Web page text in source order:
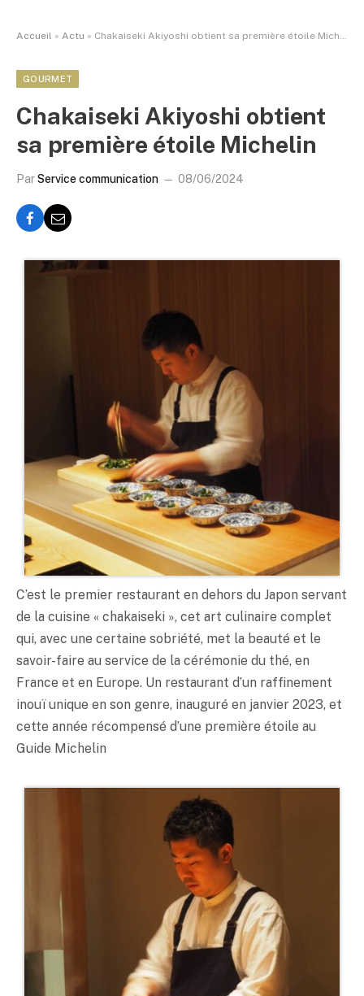
Accueil » Actu » Chakaiseki Akiyoshi obtient sa première étoile Michelin
GOURMET
Chakaiseki Akiyoshi obtient
sa première étoile Michelin
ParService communication 08/06/2024
C’est le premier restaurant en dehors du Japon servant
de la cuisine « chakaiseki », cet art culinaire complet
qui, avec une certaine sobriété, met la beauté et le
savoir-faire au service de la cérémonie du thé, en
France et en Europe. Un restaurant d’un raffinement
inouï unique en son genre, inauguré en janvier 2023, et
cette année récompensé d’une première étoile au
Guide Michelin